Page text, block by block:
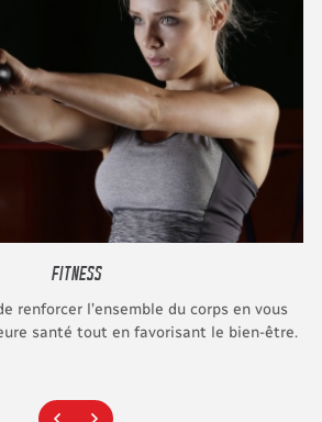
FITNESS
renforcer l’ensemble du corps en vous
santé tout en favorisant le bien-être.